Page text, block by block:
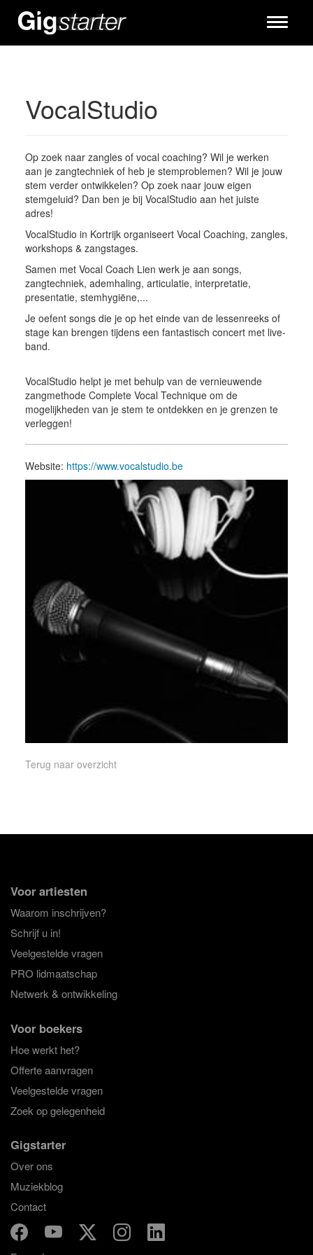
Toggle
VocalStudio
Op zoek naar zangles of vocal coaching? Wil je werken
aan je zangtechniek of heb je stemproblemen? Wil je jouw
stem verder ontwikkelen? Op zoek naar jouw eigen
stemgeluid? Dan ben je bij VocalStudio aan het juiste
adres!
VocalStudio in Kortrijk organiseert Vocal Coaching, zangles,
workshops & zangstages.
Samen met Vocal Coach Lien werk je aan songs,
zangtechniek, ademhaling, articulatie, interpretatie,
presentatie, stemhygiëne,...
Je oefent songs die je op het einde van de lessenreeks of
stage kan brengen tijdens een fantastisch concert met live-
band.
VocalStudio helpt je met behulp van de vernieuwende
zangmethode ​Complete Vocal Technique om de
mogelijkheden van je stem te ontdekken en je grenzen te
verleggen!
Website: https://www.vocalstudio.be
Terug naar overzicht
Voor artiesten
Waarom inschrijven?
Schrijf u in!
Veelgestelde vragen
PRO lidmaatschap
Netwerk & ontwikkeling
Voor boekers
Hoe werkt het?
Offerte aanvragen
Veelgestelde vragen
Zoek op gelegenheid
Gigstarter
Over ons
Muziekblog
Contact